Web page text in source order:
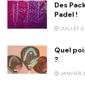
Des
Padel !
JUILLET
Quel
?
JANVIER